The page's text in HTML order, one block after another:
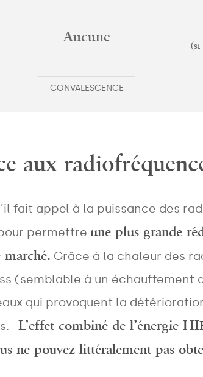
Aucune
CONVALESCENCE
(si
aux
fait appel à la puissance des
permettre une plus grande
Grâce à la chaleur des
(semblable à un échauffement
qui provoquent la
L’effet combiné de l’énergie
ne pouvez littéralement pas